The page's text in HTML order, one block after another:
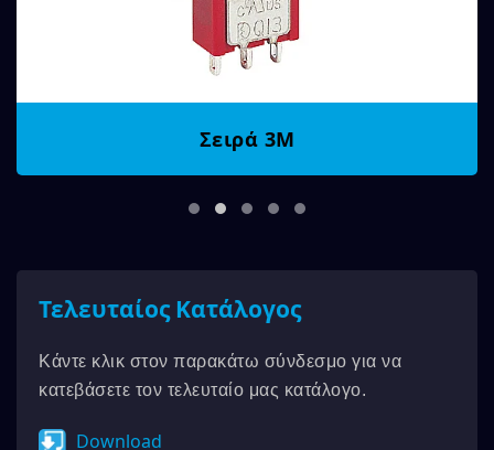
Σειρά 3M
Τελευταίος Κατάλογος
Κάντε κλικ στον παρακάτω σύνδεσμο για να
κατεβάσετε τον τελευταίο μας κατάλογο.
Download